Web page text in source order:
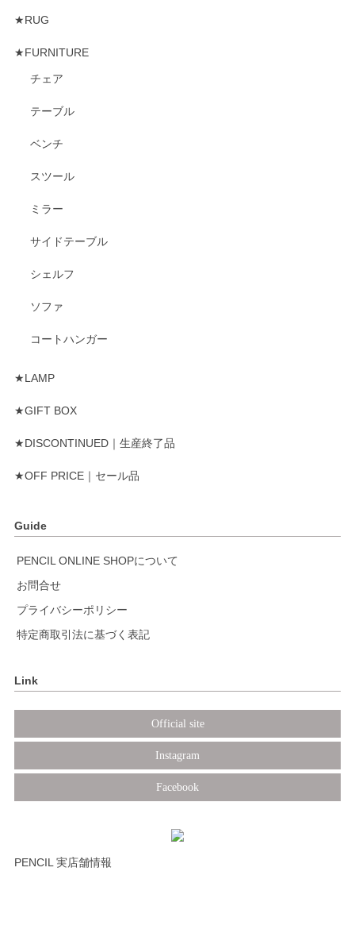
★RUG
★FURNITURE
チェア
テーブル
ベンチ
スツール
ミラー
サイドテーブル
シェルフ
ソファ
コートハンガー
★LAMP
★GIFT BOX
★DISCONTINUED｜生産終了品
★OFF PRICE｜セール品
Guide
PENCIL ONLINE SHOPについて
お問合せ
プライバシーポリシー
特定商取引法に基づく表記
Link
Official site
Instagram
Facebook
PENCIL 実店舗情報